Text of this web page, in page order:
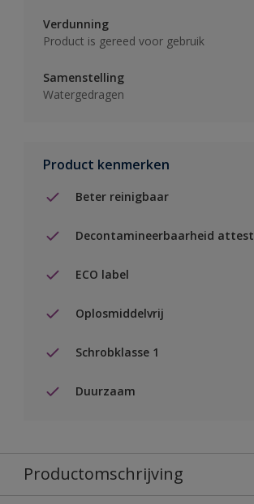
Verdunning
Product is gereed voor gebruik
Samenstelling
Watergedragen
Product kenmerken
Beter reinigbaar
Decontamineerbaarheid attest
ECO label
Oplosmiddelvrij
Schrobklasse 1
Duurzaam
Productomschrijving